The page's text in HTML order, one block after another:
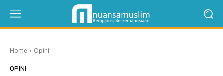
Home Opini
OPINI